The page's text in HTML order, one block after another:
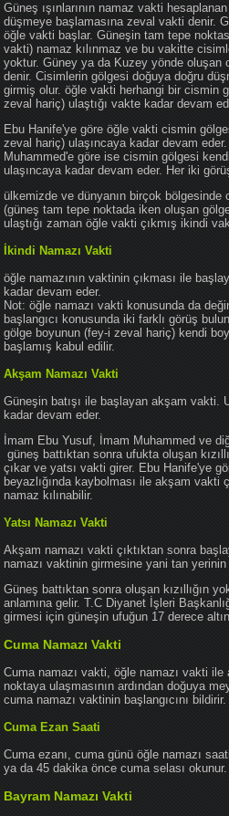
Güneş ışınlarının namaz vakti
düşmeye başlamasına zeval vakti denir.
öğle vakti başlar. Güneşin tam tepe
vakti) namaz kılınmaz ve bu vakitte
yoktur. Güney ya da Kuzey yönde oluşan
denir. Cisimlerin gölgesi doğuya doğru
girmiş olur. öğle vakti herhangi bir cismin
zeval hariç) ulaştığı vakte kadar devam
Ebu Hanife'ye göre öğle vakti cismin
zeval hariç) ulaşıncaya kadar devam
Muhammed'e göre ise cismin gölgesi
ulaşıncaya kadar devam eder. Her iki
ülkemizde ve dünyanın birçok
(güneş tam tepe noktada iken oluşan
ulaştığı zaman öğle vakti çıkmış ikindi
İkindi Namazı Vakti
öğle namazının vaktinin çıkması ile
kadar devam eder.
Not: öğle namazı vakti konusunda da
başlangıcı konusunda iki farklı görüş
gölge boyunun (fey-i zeval hariç) kendi
başlamış kabul edilir.
Akşam Namazı Vakti
Güneşin batışı ile başlayan akşam vakti.
kadar devam eder.
İmam Ebu Yusuf, İmam Muhammed ve
güneş battıktan sonra ufukta oluşan
çıkar ve yatsı vakti girer. Ebu Hanife'ye
beyazlığında kaybolması ile akşam vakti
namaz kılınabilir.
Yatsı Namazı Vakti
Akşam namazı vakti çıktıktan sonra
namazı vaktinin girmesine yani tan
Güneş battıktan sonra oluşan kızıllığın
anlamına gelir. T.C Diyanet İşleri
girmesi için güneşin ufuğun 17 derece
Cuma Namazı Vakti
Cuma namazı vakti, öğle namazı vakti ile
noktaya ulaşmasının ardından doğuya
cuma namazı vaktinin başlangıcını bildirir.
Cuma Ezan Saati
Cuma ezanı, cuma günü öğle namazı
ya da 45 dakika önce cuma selası okunur.
Bayram Namazı Vakti